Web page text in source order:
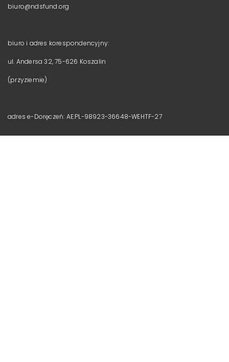
biuro@ndsfund.org
biuro i adres korespondencyjny:
ul. Andersa 32, 75-626 Koszalin
(przyziemie)
adres e-Doręczeń: AE:PL-98923-36648-WEHTF-27